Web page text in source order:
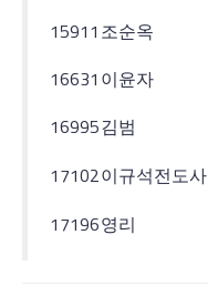
15911 조순옥
16631 이윤자
16995김범
17102이규석전도사
17196영리